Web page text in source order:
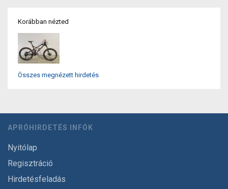
Korábban nézted
Összes megnézett hirdetés
APRÓHIRDETÉS INFÓK
Nyitólap
Regisztráció
Hirdetésfeladás